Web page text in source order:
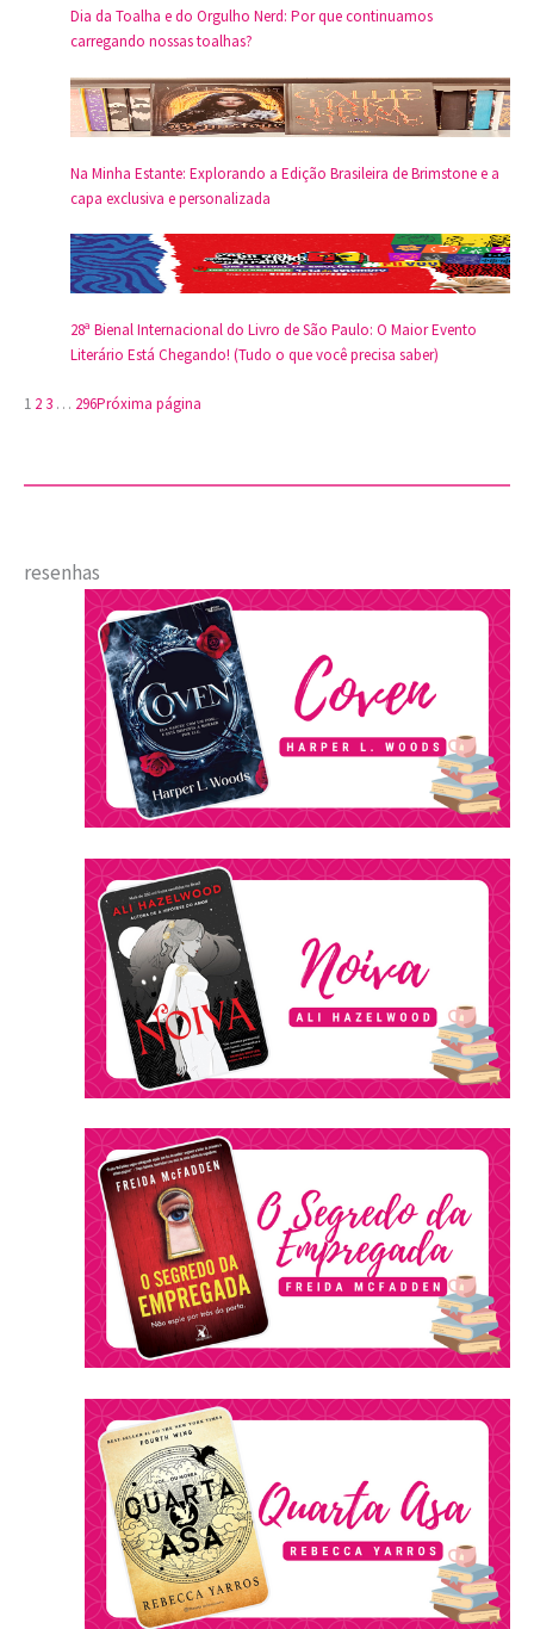
Dia da Toalha e do Orgulho Nerd: Por que continuamos
carregando nossas toalhas?
Na Minha Estante: Explorando a Edição Brasileira de Brimstone e a
capa exclusiva e personalizada
28ª Bienal Internacional do Livro de São Paulo: O Maior Evento
Literário Está Chegando! (Tudo o que você precisa saber)
1 2 3 … 296Próxima página
resenhas